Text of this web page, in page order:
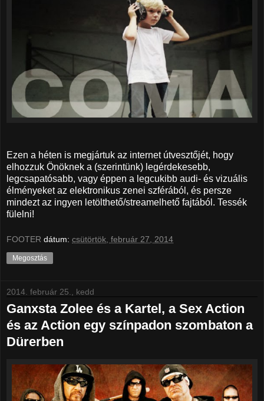
Ezen a héten is megjártuk az internet útvesztőjét, hogy
elhozzuk Önöknek a (szerintünk) legérdekesebb,
legcsapatósabb, vagy éppen a legcukibb audi- és vizuális
élményeket az elektronikus zenei szférából, és persze
mindezt az ingyen letölthető/streamelhető fajtából. Tessék
fülelni!
FOOTER dátum: csütörtök, február 27, 2014
Megosztás
2014. február 25., kedd
Ganxsta Zolee és a Kartel, a Sex Action
és az Action egy színpadon szombaton a
Dürerben